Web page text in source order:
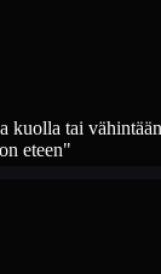
kuolla tai
eteen"